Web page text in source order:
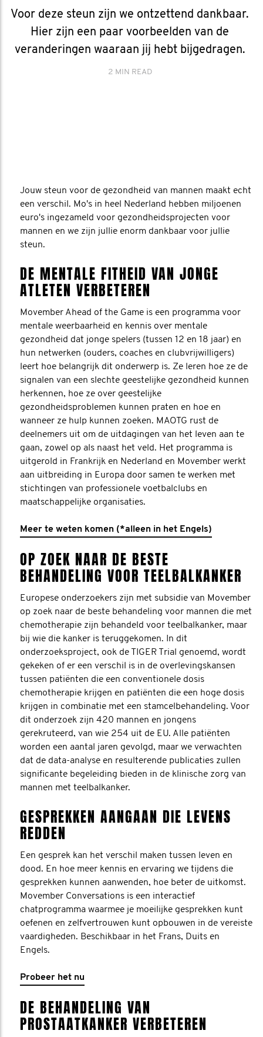
Voor deze steun zijn we ontzettend dankbaar.
Hier zijn een paar voorbeelden van de
veranderingen waaraan jij hebt bijgedragen.
2 MIN READ
Jouw steun voor de gezondheid van mannen maakt echt
een verschil. Mo's in heel Nederland hebben miljoenen
euro's ingezameld voor gezondheidsprojecten voor
mannen en we zijn jullie enorm dankbaar voor jullie
steun.
DE MENTALE FITHEID VAN JONGE
ATLETEN VERBETEREN
Movember Ahead of the Game is een programma voor
mentale weerbaarheid en kennis over mentale
gezondheid dat jonge spelers (tussen 12 en 18 jaar) en
hun netwerken (ouders, coaches en clubvrijwilligers)
leert hoe belangrijk dit onderwerp is. Ze leren hoe ze de
signalen van een slechte geestelijke gezondheid kunnen
herkennen, hoe ze over geestelijke
gezondheidsproblemen kunnen praten en hoe en
wanneer ze hulp kunnen zoeken. MAOTG rust de
deelnemers uit om de uitdagingen van het leven aan te
gaan, zowel op als naast het veld. Het programma is
uitgerold in Frankrijk en Nederland en Movember werkt
aan uitbreiding in Europa door samen te werken met
stichtingen van professionele voetbalclubs en
maatschappelijke organisaties.
Meer te weten komen (*alleen in het Engels)
OP ZOEK NAAR DE BESTE
BEHANDELING VOOR TEELBALKANKER
Europese onderzoekers zijn met subsidie van Movember
op zoek naar de beste behandeling voor mannen die met
chemotherapie zijn behandeld voor teelbalkanker, maar
bij wie die kanker is teruggekomen. In dit
onderzoeksproject, ook de TIGER Trial genoemd, wordt
gekeken of er een verschil is in de overlevingskansen
tussen patiënten die een conventionele dosis
chemotherapie krijgen en patiënten die een hoge dosis
krijgen in combinatie met een stamcelbehandeling. Voor
dit onderzoek zijn 420 mannen en jongens
gerekruteerd, van wie 254 uit de EU. Alle patiënten
worden een aantal jaren gevolgd, maar we verwachten
dat de data-analyse en resulterende publicaties zullen
significante begeleiding bieden in de klinische zorg van
mannen met teelbalkanker.
GESPREKKEN AANGAAN DIE LEVENS
REDDEN
Een gesprek kan het verschil maken tussen leven en
dood. En hoe meer kennis en ervaring we tijdens die
gesprekken kunnen aanwenden, hoe beter de uitkomst.
Movember Conversations is een interactief
chatprogramma waarmee je moeilijke gesprekken kunt
oefenen en zelfvertrouwen kunt opbouwen in de vereiste
vaardigheden. Beschikbaar in het Frans, Duits en
Engels.
Probeer het nu
DE BEHANDELING VAN
PROSTAATKANKER VERBETEREN